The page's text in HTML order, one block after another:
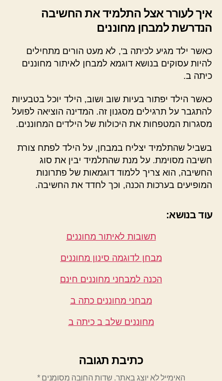
איך לעורר אצל התלמיד את החשיבה
הנדרשת למבחן מחוננים
כאשר ילד מגיע לכיתה ב', לא מעט הורים מתחילים
להיות עסוקים בנושא דוגמא למבחן לאיתור מחוננים
כיתה ב.
כאשר הילד יפתור בעיות שוב ושוב, הילד יוכל בטבעיות
להתגבר על תרגילים מסגנון זה. המדינה הוציאה לפועל
מסגרות המטפחות את היכולות של הילדים המחוננים.
בשביל שהתלמיד יצליח במבחן, על הילד לפתח צורת
חשיבה מסוימת. על מנת שהתלמיד יבין את סוג
החשיבה, הוא צריך ללמוד דוגמאות של פתרונות
המופיעים בערכות הכנה, וכך לחדד את החשיבה.
עוד בנושא:
תשובות לאיתור מחוננים
מבחן לדוגמה סינון מחוננים
הכנה למבחני מחוננים חינם
מבחני מחוננים כתה ב
מחוננים שלב ב כיתה ב
כתיבת תגובה
האימייל לא יוצג באתר. שדות החובה מסומנים*